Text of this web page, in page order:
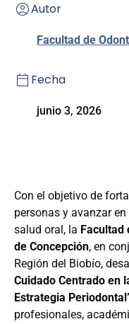
Autor
Facultad de
Fecha
junio 3, 2026
Con el objetivo de
personas y avanzar
salud oral, la Facultad
de Concepción, en
Región del Biobío,
Cuidado Centrado en
Estrategia
profesionales,